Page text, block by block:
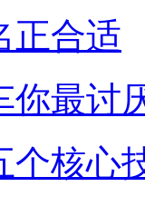
正合适
你最讨
个核心